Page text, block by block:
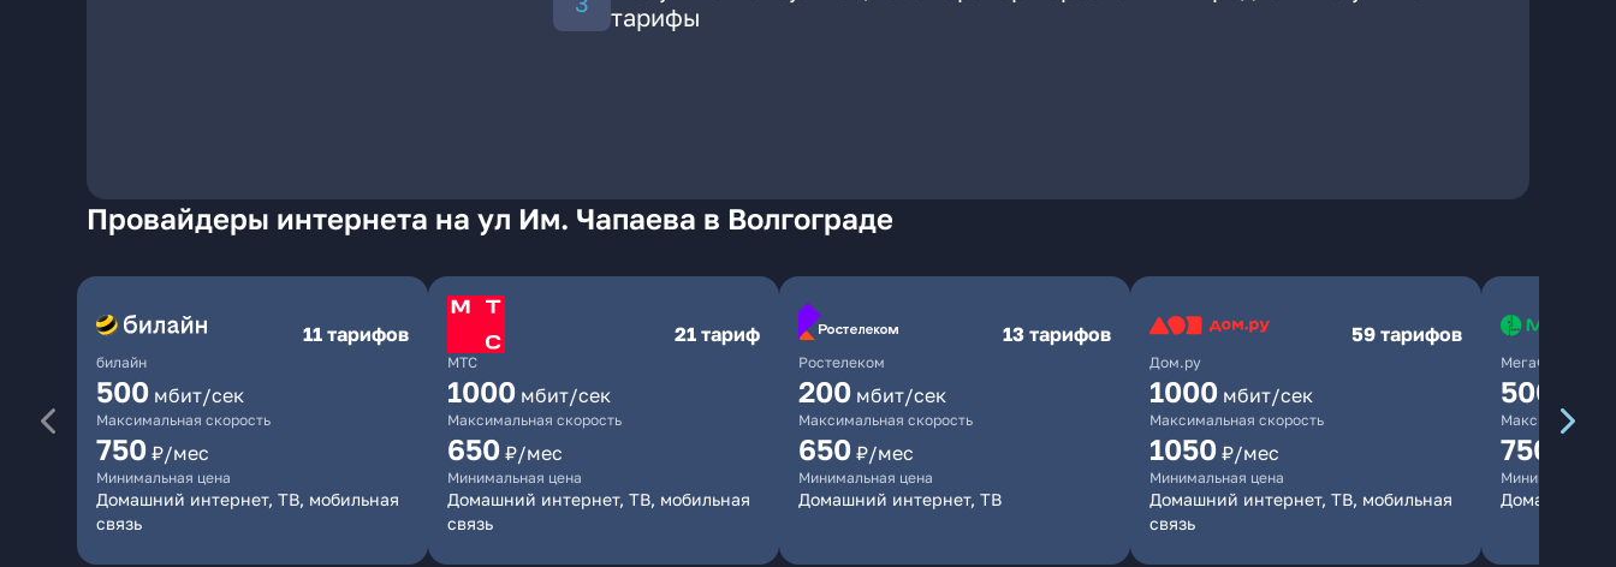
тарифы
Провайдеры интернета на ул Им. Чапаева в Волгограде
билайн
11 тарифов
500 мбит/сек
Максимальная скорость
750 ₽/мес
Минимальная цена
Домашний интернет, ТВ, мобильная
связь
МТС
21 тариф
1000 мбит/сек
Максимальная скорость
650 ₽/мес
Минимальная цена
Домашний интернет, ТВ, мобильная
связь
Ростелеком
13 тарифов
200 мбит/сек
Максимальная скорость
650 ₽/мес
Минимальная цена
Домашний интернет, ТВ
Дом.ру
59 тарифов
1000 мбит/сек
Максимальная скорость
1050 ₽/мес
Минимальная цена
Домашний интернет, ТВ, мобильная
связь
МегаФон
500
Максимальная
750
Минимальная
Домашний